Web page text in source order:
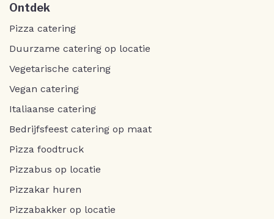
Ontdek
Pizza catering
Duurzame catering op locatie
Vegetarische catering
Vegan catering
Italiaanse catering
Bedrijfsfeest catering op maat
Pizza foodtruck
Pizzabus op locatie
Pizzakar huren
Pizzabakker op locatie